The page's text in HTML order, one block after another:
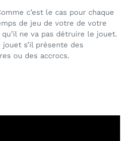
c’est le cas pour chaque
de jeu de votre de votre
ne va pas détruire le jouet.
s’il présente des
ou des accrocs.